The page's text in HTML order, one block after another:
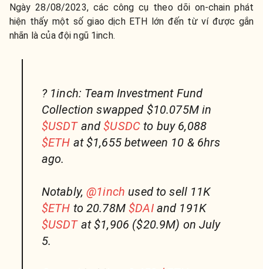
Ngày 28/08/2023, các công cụ theo dõi on-chain phát
hiện thấy một số giao dịch ETH lớn đến từ ví được gắn
nhãn là của đội ngũ 1inch.
? 1inch: Team Investment Fund
Collection swapped $10.075M in
$USDTand$USDC to buy 6,088
$ETH at $1,655 between 10 & 6hrs
ago.
Notably,@1inch used to sell 11K
$ETH to 20.78M$DAIand 191K
$USDTat $1,906 ($20.9M) on July
5.